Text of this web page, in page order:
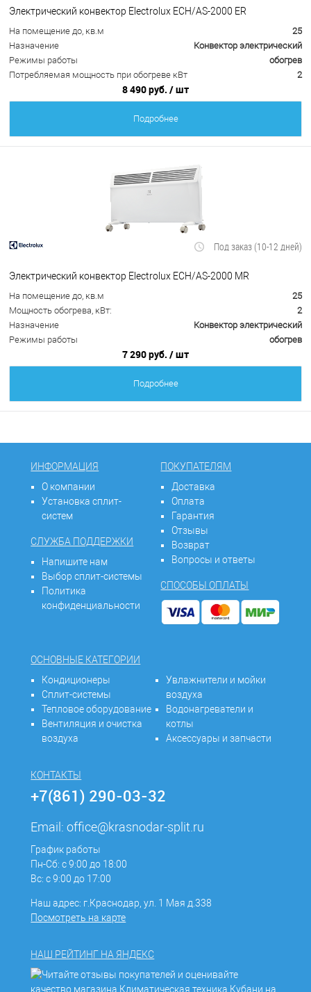
Электрический конвектор Electrolux ECH/AS-2000 ER
На помещение до, кв.м
25
Назначение
Конвектор электрический
Режимы работы
обогрев
Потребляемая мощность при обогреве кВт
2
8 490 руб. / шт
Подробнее
Под заказ (10-12 дней)
Электрический конвектор Electrolux ECH/AS-2000 MR
На помещение до, кв.м
25
Мощность обогрева, кВт:
2
Назначение
Конвектор электрический
Режимы работы
обогрев
7 290 руб. / шт
Подробнее
ИНФОРМАЦИЯ
О компании
Установка сплит-
систем
СЛУЖБА ПОДДЕРЖКИ
Напишите нам
Выбор сплит-системы
Политика
конфиденциальности
ПОКУПАТЕЛЯМ
Доставка
Оплата
Гарантия
Отзывы
Возврат
Вопросы и ответы
СПОСОБЫ ОПЛАТЫ
ОСНОВНЫЕ КАТЕГОРИИ
Кондиционеры
Сплит-системы
Тепловое оборудование
Вентиляция и очистка
воздуха
Увлажнители и мойки
воздуха
Водонагреватели и
котлы
Аксессуары и запчасти
КОНТАКТЫ
+7(861) 290-03-32
Email:office@krasnodar-split.ru
График работы
Пн-Сб: с 9:00 до 18:00
Вс: с 9:00 до 17:00
Наш адрес: г.Краснодар, ул. 1 Мая д.338
Посмотреть на карте
НАШ РЕЙТИНГ НА ЯНДЕКС